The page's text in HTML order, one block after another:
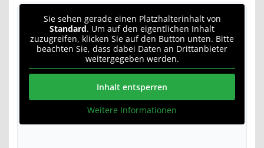
Sie sehen gerade einen Platzhalterinhalt von
Standard. Um auf den eigentlichen Inhalt
zuzugreifen, klicken Sie auf den Button unten. Bitte
beachten Sie, dass dabei Daten an Drittanbieter
weitergegeben werden.
Inhalt entsperren
Weitere Informationen